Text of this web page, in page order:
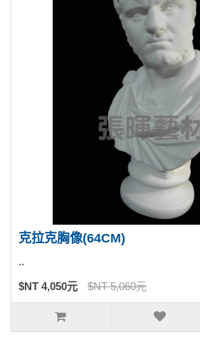
克拉克胸像(64CM)
..
$NT 4,050元 $NT 5,060元